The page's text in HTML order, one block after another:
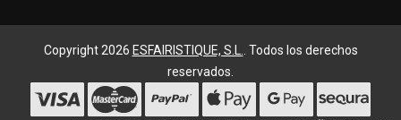
Copyright 2026 ESFAIRISTIQUE, S.L.
. Todos los derechos
reservados.